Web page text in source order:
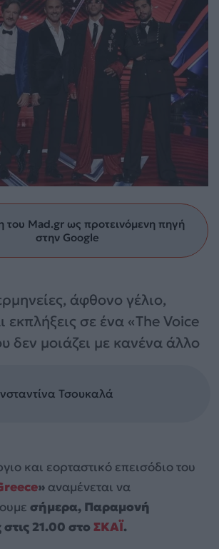
του Mad.gr ως προτεινόμενη πηγή
στην Google
άφθονο γέλιο,
εκπλήξεις σε ένα «The Voice
δεν μοιάζει με κανένα άλλο
Τσουκαλά
και εορταστικό επεισόδιο του
» αναμένεται να
σήμερα, Παραμονή
21.00 στο ΣΚΑΪ.